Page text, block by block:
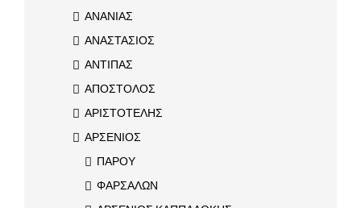
ΑΝΑΝΙΑΣ
ΑΝΑΣΤΑΣΙΟΣ
ΑΝΤΙΠΑΣ
ΑΠΟΣΤΟΛΟΣ
ΑΡΙΣΤΟΤΕΛΗΣ
ΑΡΣΕΝΙΟΣ
ΠΑΡΟΥ
ΦΑΡΣΑΛΩΝ